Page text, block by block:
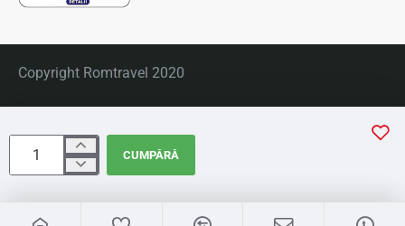
CUMPĂRĂ
Copyright Romtravel 2020